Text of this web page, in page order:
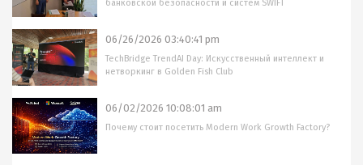
банковской безопасности и систем SWIFT
06/26/2026 03:40:41 pm
TechBridge TrendAI Day: Искусственный интеллект и
нетворкинг в Golden Fish Club
06/02/2026 10:08:01 am
Почему стоит посетить Modern Work Growth Factory?